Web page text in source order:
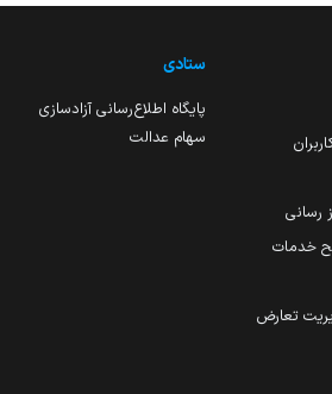
رسانی
خدمات
تعارض
ستادی
پایگاه اطلاع‌رسانی آزادسازی
سهام عدالت